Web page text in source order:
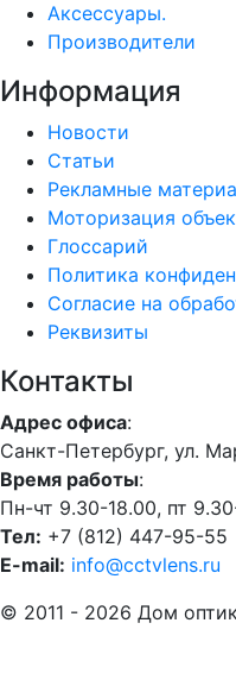
Аксессуары.
Производители
Информация
Новости
Статьи
Рекламные
Моторизация
Глоссарий
Политика
Согласие на
Реквизиты
Контакты
Адрес офиса:
Санкт-Петербург, ул.
Время работы:
Пн-чт 9.30-18.00, пт
Тел: +7 (812) 447-95-55
E-mail: info@cctvlens.ru
© 2011 - 2026 Дом